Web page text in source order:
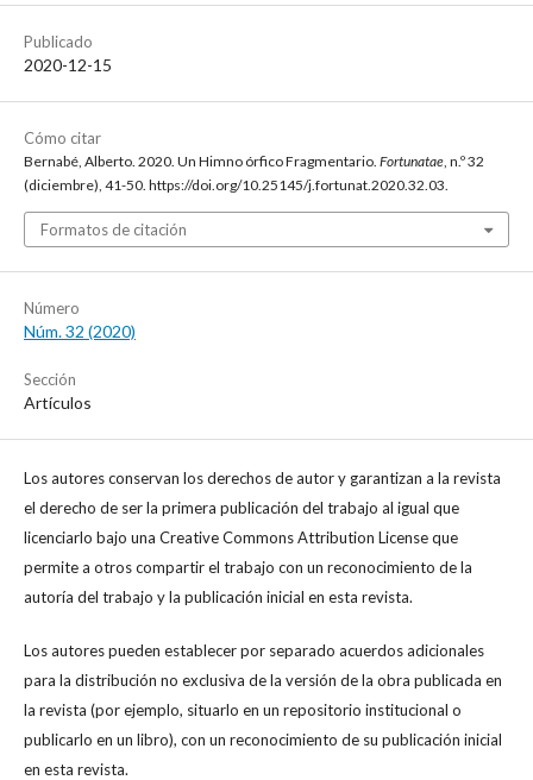
Publicado
2020-12-15
Cómo citar
Bernabé, Alberto. 2020. Un Himno órfico Fragmentario. Fortunatae , n.º 32
(diciembre), 41-50. https://doi.org/10.25145/j.fortunat.2020.32.03.
Formatos de citación
Número
Núm. 32 (2020)
Sección
Artículos
Los autores conservan los derechos de autor y garantizan a la revista
el derecho de ser la primera publicación del trabajo al igual que
licenciarlo bajo una Creative Commons Attribution License que
permite a otros compartir el trabajo con un reconocimiento de la
autoría del trabajo y la publicación inicial en esta revista.
Los autores pueden establecer por separado acuerdos adicionales
para la distribución no exclusiva de la versión de la obra publicada en
la revista (por ejemplo, situarlo en un repositorio institucional o
publicarlo en un libro), con un reconocimiento de su publicación inicial
en esta revista.